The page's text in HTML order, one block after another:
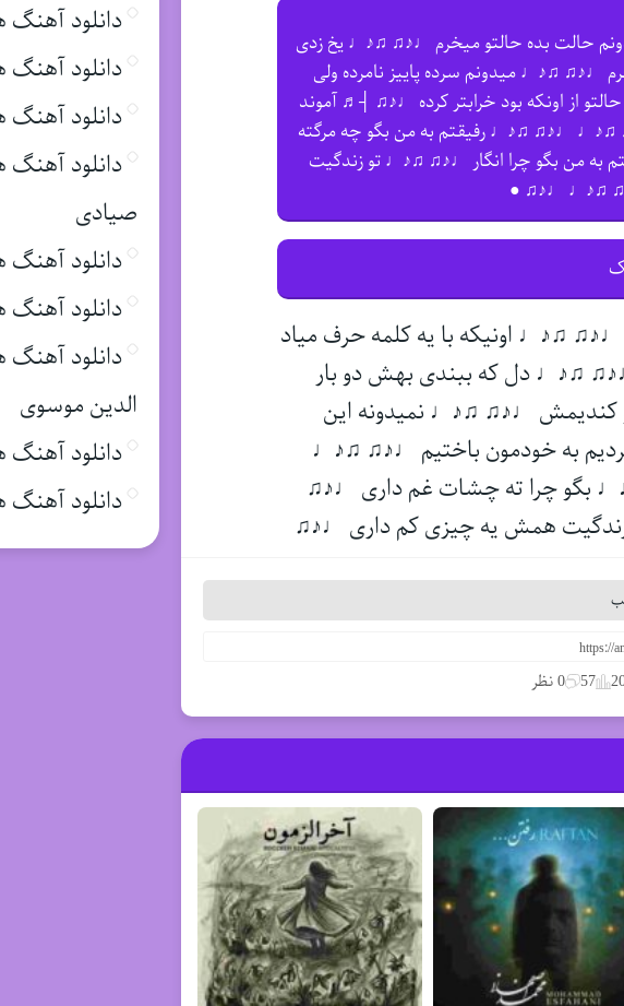
حالت بده حالتو میخرم ♩♪♫ ♫♪♩ یخ زدی
♫♪♩ میدونم سرده پاییز نامرده ولی
از اونکه بود خرابتر کرده ♩♪♫ ┤♬ آموند
♩♪♫ ♫♪♩ رفیقتم به من بگو چه مرگته
من بگو چرا انگار ♩♪♫ ♫♪♩ تو زندگیت
♫♪♩ ♩♪♫ ●
♫♪♩ اونیکه با یه کلمه حرف میاد
♫♪♩ دل که ببندی بهش دو بار
کندیمش ♩♪♫ ♫♪♩ نمیدونه این
به خودمون باختیم ♩♪♫ ♫♪♩
بگو چرا ته چشات غم داری ♩♪♫
همش یه چیزی کم داری ♩♪♫
57 0 نظر
دانلود
دانلود
دانلود آهنگ
دانلود
صیادی
دانلود آهنگ
دانلود
دانلود آهنگ
الدین موسوی
دانلود آهنگ
دانلود